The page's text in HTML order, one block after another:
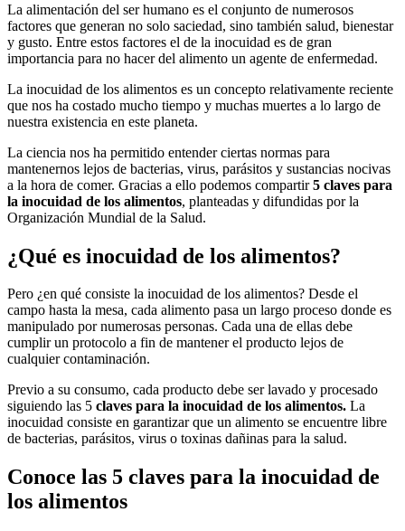
La alimentación del ser humano es el conjunto de numerosos
factores que generan no solo saciedad, sino también salud, bienestar
y gusto. Entre estos factores el de la inocuidad es de gran
importancia para no hacer del alimento un agente de enfermedad.
La inocuidad de los alimentos es un concepto relativamente reciente
que nos ha costado mucho tiempo y muchas muertes a lo largo de
nuestra existencia en este planeta.
La ciencia nos ha permitido entender ciertas normas para
mantenernos lejos de bacterias, virus, parásitos y sustancias nocivas
a la hora de comer. Gracias a ello podemos compartir5 claves para
la inocuidad de los alimentos, planteadas y difundidas por la
Organización Mundial de la Salud.
¿Qué es inocuidad de los alimentos?
Pero ¿en qué consiste la inocuidad de los alimentos? Desde el
campo hasta la mesa, cada alimento pasa un largo proceso donde es
manipulado por numerosas personas. Cada una de ellas debe
cumplir un protocolo a fin de mantener el producto lejos de
cualquier contaminación.
Previo a su consumo, cada producto debe ser lavado y procesado
siguiendo las 5 claves para la inocuidad de los alimentos. La
inocuidad consiste en garantizar que un alimento se encuentre libre
de bacterias, parásitos, virus o toxinas dañinas para la salud.
Conoce las 5 claves para la inocuidad de
los alimentos